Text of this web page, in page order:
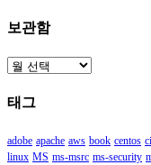
보관함
보
함
태그
adobe apache aws book centos
linux MS ms-msrc ms-security